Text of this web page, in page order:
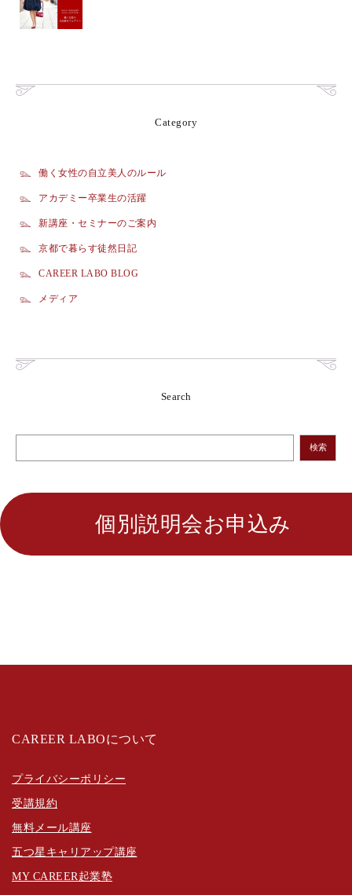
Category
働く女性の自立美人のルール
アカデミー卒業生の活躍
新講座・セミナーのご案内
京都で暮らす徒然日記
CAREER LABO BLOG
メディア
Search
検索
個別説明会お申込み
CAREER LABOについて
プライバシーポリシー
受講規約
無料メール講座
五つ星キャリアップ講座
MY CAREER起業塾